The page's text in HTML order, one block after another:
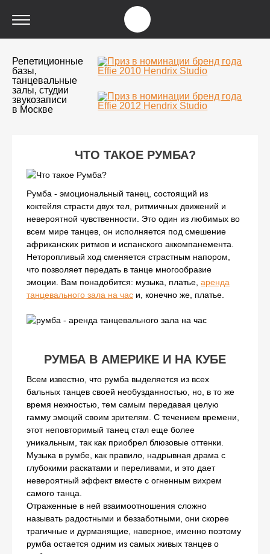
Репетиционные
базы,
танцевальные
залы, студии
звукозаписи
в Москве
ЧТО ТАКОЕ РУМБА?
Румба - эмоциональный танец, состоящий из
коктейля страсти двух тел, ритмичных движений и
невероятной чувственности. Это один из любимых во
всем мире танцев, он исполняется под смешение
африканских ритмов и испанского аккомпанемента.
Неторопливый ход сменяется страстным напором,
что позволяет передать в танце многообразие
эмоции. Вам понадобится: музыка, платье, аренда
танцевального зала на час и, конечно же, платье.
РУМБА В АМЕРИКЕ И НА КУБЕ
Всем известно, что румба выделяется из всех
бальных танцев своей необузданностью, но, в то же
время нежностью, тем самым передавая целую
гамму эмоций своим зрителям. С течением времени,
этот неповторимый танец стал еще более
уникальным, так как приобрел блюзовые оттенки.
Музыка в румбе, как правило, надрывная драма с
глубокими раскатами и переливами, и это дает
невероятный эффект вместе с огненным вихрем
самого танца.
Отраженные в ней взаимоотношения сложно
называть радостными и беззаботными, они скорее
трагичные и дурманящие, наверное, именно поэтому
румба остается одним из самых живых танцев о